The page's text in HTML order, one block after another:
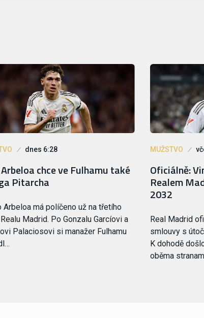
dnes 6:28
Arbeloa chce ve Fulhamu také
Pitarcha
Arbeloa má políčeno už na třetího
Madrid. Po Gonzalu Garcíovi a
Palaciosovi si manažer Fulhamu
MUŽSTVO
Oficiálně:
Realem
2032
Real Madrid
smlouvy s
K dohodě
oběma